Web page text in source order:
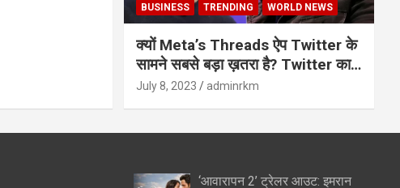
BUSINESS TRENDING WORLD NEWS
क्यों Meta’s Threads ऐप Twitter के
सामने सबसे बड़ा ख़तरा है? Twitter का
अंत?
July 8, 2023 adminrkm
‘आवारापन 2’ ट्रेलर आउट: इमरान